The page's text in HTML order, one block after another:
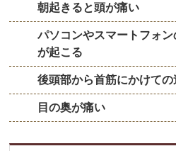
朝起きると頭が痛い
パソコンやスマートフォ
が起こる
後頭部から首筋にかけて
目の奥が痛い